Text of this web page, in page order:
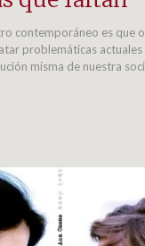
contemporáneo es que
problemáticas actuales
misma de nuestra